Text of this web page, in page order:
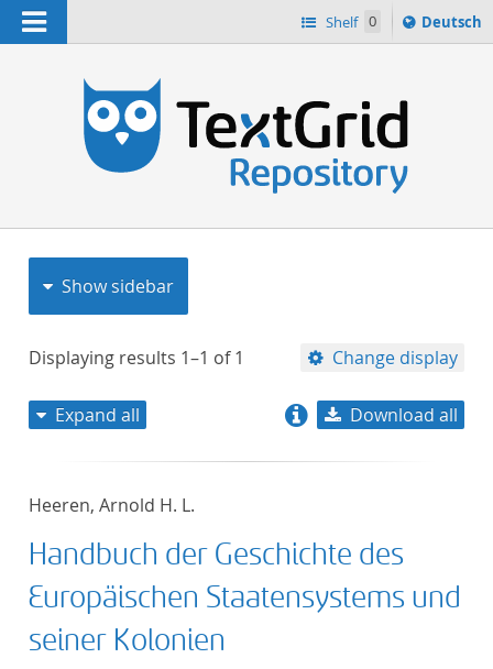
Navigation Shelf 0
Sprache
ï¿½ndern
Deutsch
Show sidebar
Displaying results 1–1 of1 Change display
title descending
Expand all Download all
Heeren, Arnold H. L.
Handbuch der Geschichte des
Europäischen Staatensystems und
seiner Kolonien